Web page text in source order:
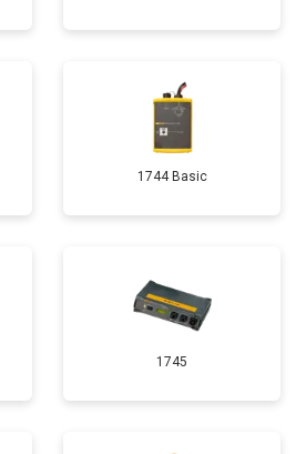
1744 Basic
1745